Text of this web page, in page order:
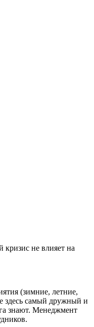
кризис не влияет на
(зимние, летние,
здесь самый дружный и
знают. Менеджмент